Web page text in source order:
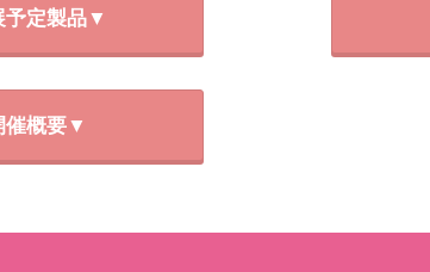
予定製品▼
催概要▼